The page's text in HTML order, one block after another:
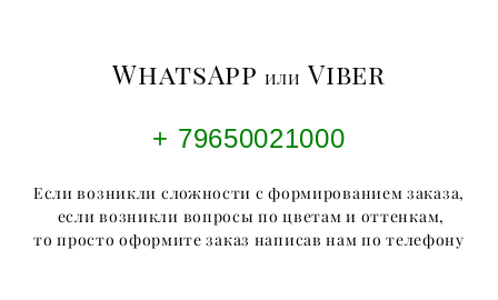
WhatsApp или Viber
+ 79650021000
Если возникли сложности с формированием заказа,
если возникли вопросы по цветам и оттенкам,
то просто оформите заказ написав нам по телефону